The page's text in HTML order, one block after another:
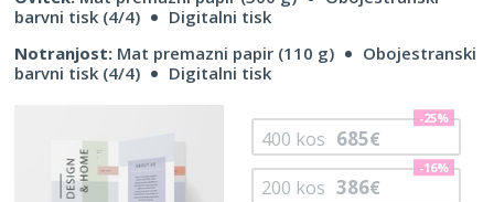
barvni tisk (4/4)
Digitalni tisk
Notranjost: Mat premazni papir (110 g)
Obojestranski
barvni tisk (4/4)
Digitalni tisk
200 kos 386€
-16%
400 kos 685€
-25%